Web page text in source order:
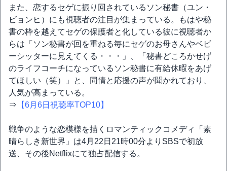
また、恋するセゲに振り回されているソン秘書（ユン・
ビョンヒ）にも視聴者の注目が集まっている。もはや秘
書の枠を越えてセゲの保護者と化している彼に視聴者か
らは「ソン秘書が回を重ねる毎にセゲのお母さんやベビ
ーシッターに見えてくる・・・」、「秘書どころかせげ
のライフコーチになっているソン秘書に有給休暇をあげ
てほしい（笑）」と、同情と応援の声が聞かれており、
人気が高まっている。
⇒ 【6月6日視聴率TOP10】
戦争のような恋模様を描くロマンティックコメディ「素
晴らしき新世界」は4月22日21時00分よりSBSで初放
送、その後Netflixにて独占配信する。